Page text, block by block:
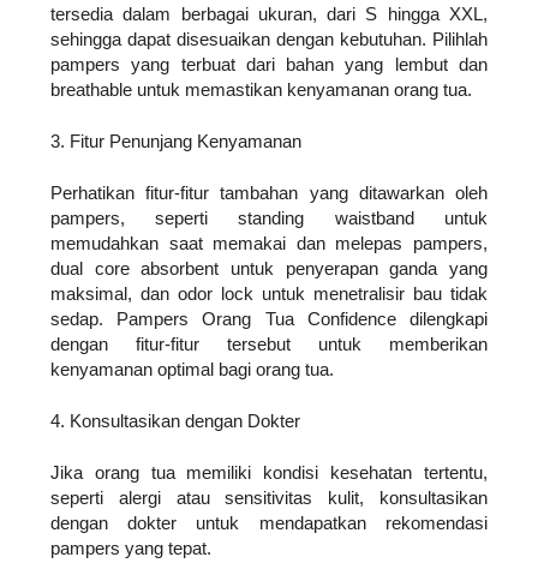
tersedia dalam berbagai ukuran, dari S hingga XXL,
sehingga dapat disesuaikan dengan kebutuhan. Pilihlah
pampers yang terbuat dari bahan yang lembut dan
breathable untuk memastikan kenyamanan orang tua.
3. Fitur Penunjang Kenyamanan
Perhatikan fitur-fitur tambahan yang ditawarkan oleh
pampers, seperti standing waistband untuk
memudahkan saat memakai dan melepas pampers,
dual core absorbent untuk penyerapan ganda yang
maksimal, dan odor lock untuk menetralisir bau tidak
sedap. Pampers Orang Tua Confidence dilengkapi
dengan fitur-fitur tersebut untuk memberikan
kenyamanan optimal bagi orang tua.
4. Konsultasikan dengan Dokter
Jika orang tua memiliki kondisi kesehatan tertentu,
seperti alergi atau sensitivitas kulit, konsultasikan
dengan dokter untuk mendapatkan rekomendasi
pampers yang tepat.